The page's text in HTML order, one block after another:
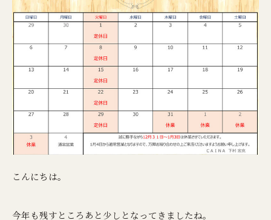
こんにちは。
今年も残すところあと少しとなってきましたね。